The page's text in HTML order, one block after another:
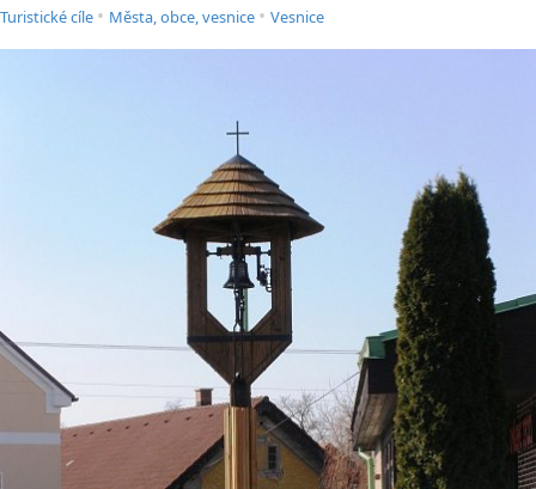
Turistické cíle • Města, obce, vesnice • Vesnice